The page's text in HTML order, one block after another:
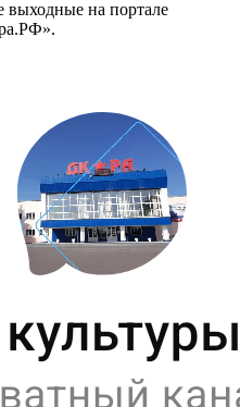
выходные на портале